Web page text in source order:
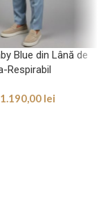
Blue din Lână de
Respirabil
1.190,00 lei